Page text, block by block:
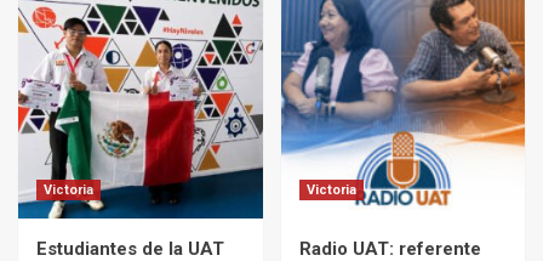
Victoria
Estudiantes de la UAT
Victoria
Radio UAT: referente